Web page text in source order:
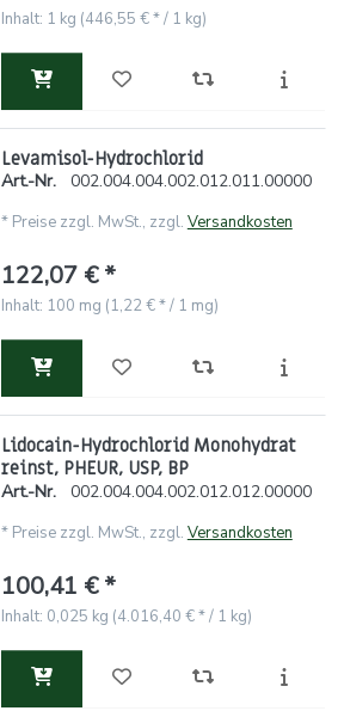
Inhalt: 1 kg (446,55 € * / 1 kg)
Levamisol-Hydrochlorid
Art.-Nr. 002.004.004.002.012.011.00000
* Preise zzgl. MwSt., zzgl. Versandkosten
122,07 € *
Inhalt: 100 mg (1,22 € * / 1 mg)
Lidocain-Hydrochlorid Monohydrat
reinst, PHEUR, USP, BP
Art.-Nr. 002.004.004.002.012.012.00000
* Preise zzgl. MwSt., zzgl. Versandkosten
100,41 € *
Inhalt: 0,025 kg (4.016,40 € * / 1 kg)